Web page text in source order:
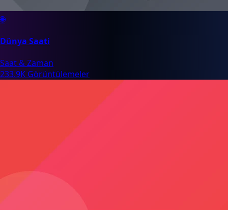
🌐
Dünya Saati
Saat & Zaman
233.9K Görüntülemeler